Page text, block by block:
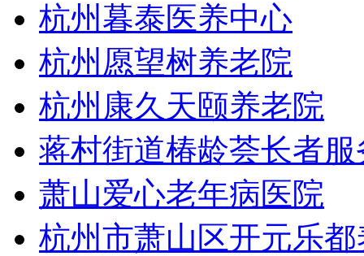
杭州暮泰医养中心
杭州愿望树养老院
杭州康久天颐养老院
蒋村街道椿龄荟长者
萧山爱心老年病医院
杭州市萧山区开元乐